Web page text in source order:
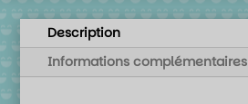
Description
Informations complémentaires